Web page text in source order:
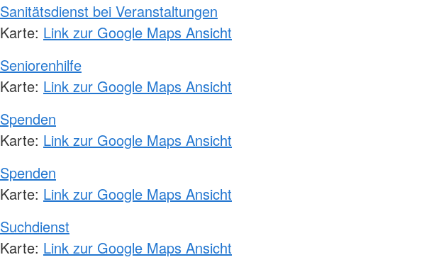
Sanitätsdienst bei Veranstaltungen
Karte: Link zur Google Maps Ansicht
Seniorenhilfe
Karte: Link zur Google Maps Ansicht
Spenden
Karte: Link zur Google Maps Ansicht
Spenden
Karte: Link zur Google Maps Ansicht
Suchdienst
Karte: Link zur Google Maps Ansicht